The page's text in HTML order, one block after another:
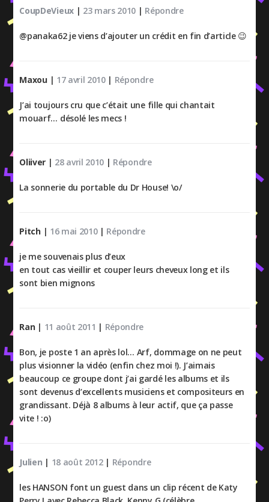
CoupDeVieux | 23 mars 2010 | Répondre
@panaka62 je viens d’ajouter un crédit en fin d’article 😉
Maxou | 17 avril 2010| Répondre
J’ai toujours cru que c’était une fille qui chantait
mouarf… désolé les mecs !
Oliiver | 28 avril 2010 | Répondre
La sonnerie du portable du Dr House! \o/
Pitch | 16 mai 2010| Répondre
je me souvenais plus d’eux
en tout cas vieillir et couper leurs cheveux long et ils
sont bien mignons
Ran | 11 août 2011 | Répondre
Bon, je poste 1 an après lol… Arf, dommage on ne peut
plus visionner la vidéo (enfin chez moi !). J’aimais
beaucoup ce groupe dont j’ai gardé les albums et ils
sont devenus d’excellents musiciens et compositeurs en
grandissant. Déjà 8 albums à leur actif, que ça passe
vite ! :o)
Julien | 18 août 2012| Répondre
les HANSON font un guest dans un clip récent de Katy